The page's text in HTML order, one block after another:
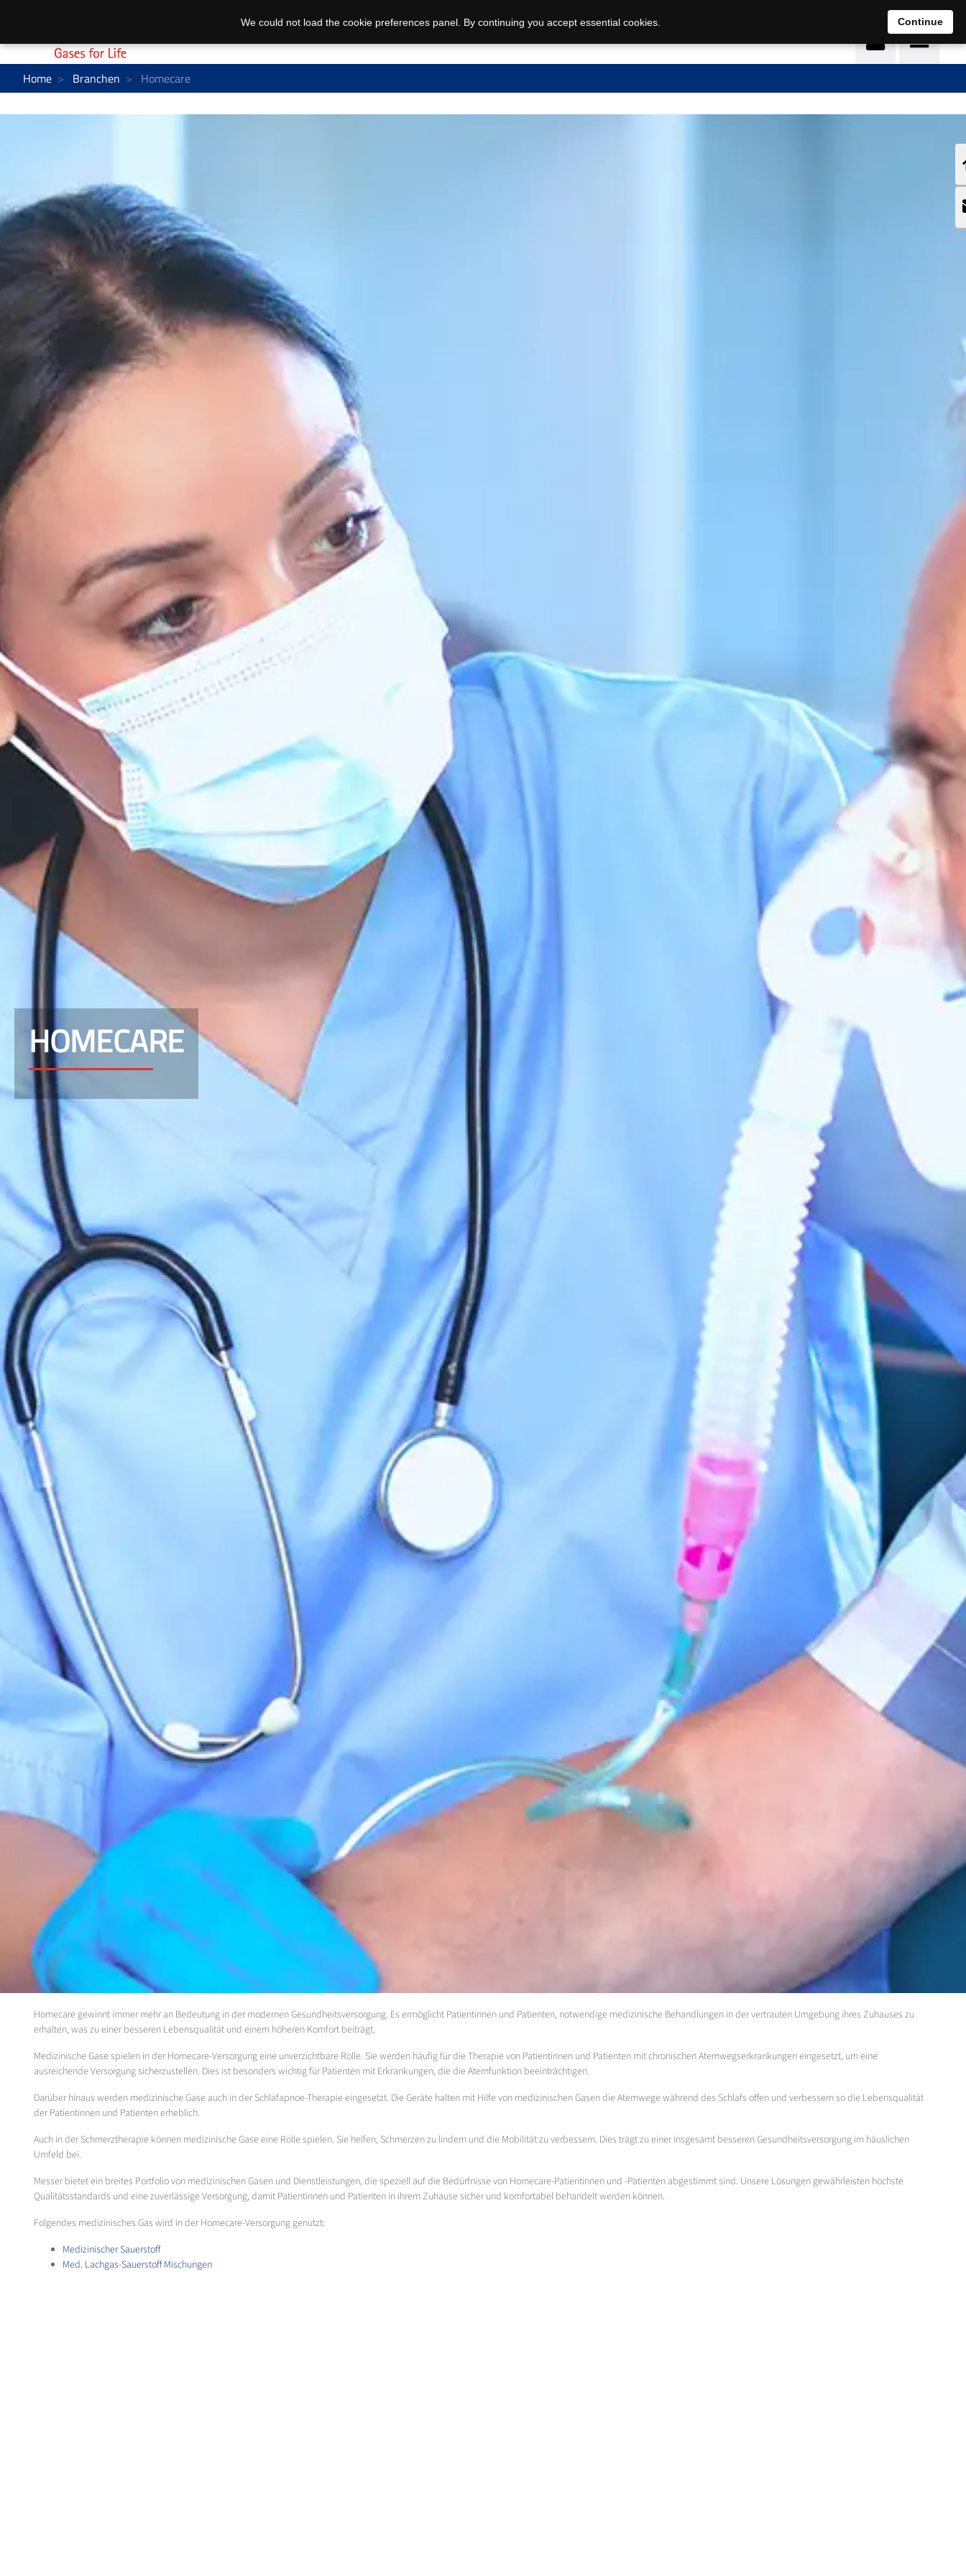
DE EN
Home Branchen Homecare
HOMECARE
Homecare gewinnt immer mehr an Bedeutung in der modernen Gesundheitsversorgung. Es ermöglicht Patientinnen und Patienten, notwendige medizinische Behandlungen in der vertrauten Umgebung ihres Zuhauses zu
erhalten, was zu einer besseren Lebensqualität und einem höheren Komfort beiträgt.
Medizinische Gase spielen in der Homecare-Versorgung eine unverzichtbare Rolle. Sie werden häufig für die Therapie von Patientinnen und Patienten mit chronischen Atemwegserkrankungen eingesetzt, um eine
ausreichende Versorgung sicherzustellen. Dies ist besonders wichtig für Patienten mit Erkrankungen, die die Atemfunktion beeinträchtigen.
Darüber hinaus werden medizinische Gase auch in der Schlafapnoe-Therapie eingesetzt. Die Geräte halten mit Hilfe von medizinischen Gasen die Atemwege während des Schlafs offen und verbessern so die Lebensqualität
der Patientinnen und Patienten erheblich.
Auch in der Schmerztherapie können medizinische Gase eine Rolle spielen. Sie helfen, Schmerzen zu lindern und die Mobilität zu verbessern. Dies trägt zu einer insgesamt besseren Gesundheitsversorgung im häuslichen
Umfeld bei.
Messer bietet ein breites Portfolio von medizinischen Gasen und Dienstleistungen, die speziell auf die Bedürfnisse von Homecare-Patientinnen und -Patienten abgestimmt sind. Unsere Lösungen gewährleisten höchste
Qualitätsstandards und eine zuverlässige Versorgung, damit Patientinnen und Patienten in ihrem Zuhause sicher und komfortabel behandelt werden können.
Folgendes medizinisches Gas wird in der Homecare-Versorgung genutzt:
Medizinischer Sauerstoff
Med. Lachgas-Sauerstoff Mischungen
We could not load the cookie preferences panel. By continuing you accept essential cookies. Continue